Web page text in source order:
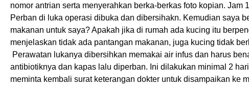
nomor antrian serta menyerahkan berka-berkas foto kopian. Jam
Perban di luka operasi dibuka dan dibersihakn. Kemudian saya
makanan untuk saya? Apakah jika di rumah ada kucing itu
menjelaskan tidak ada pantangan makanan, juga kucing tidak
Perawatan lukanya dibersihkan memakai air infus dan harus
antibiotiknya dan kapas lalu diperban. Ini dilakukan minimal 2
meminta kembali surat keterangan dokter untuk disampaikan ke